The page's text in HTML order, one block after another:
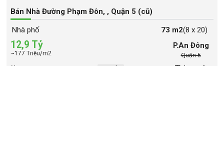
Bán Nhà Đường Phạm Đôn, , Quận 5 (cũ)
Nhà phố 73 m2(8 x 20)
12,9 Tỷ
~177 Triệu/m2
P.An Đông
Quận 5
Mặt Tiền Phạm Đôn